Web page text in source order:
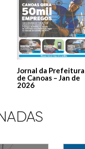
Jornal da Prefeitura
de Canoas – Jan de
2026